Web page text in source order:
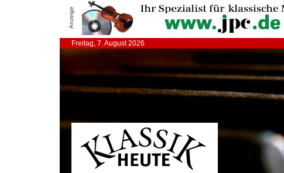
Anzeige
Freitag, 7. August 2026